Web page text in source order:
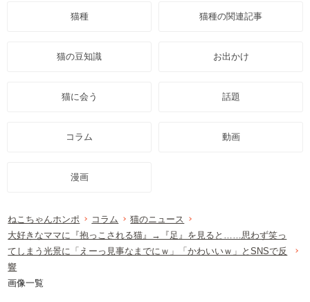
猫種 猫種の関連記事
猫の豆知識 お出かけ
猫に会う 話題
コラム 動画
漫画
ねこちゃんホンポ コラム
猫のニュース
大好きなママに『抱っこされる猫』→『足』を見ると……思わず笑っ
てしまう光景に「えーっ見事なまでにｗ」「かわいいｗ」とSNSで反
響
画像一覧